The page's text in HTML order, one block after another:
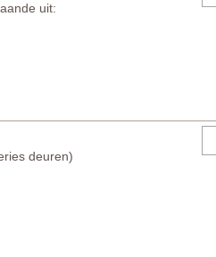
uit:
deuren)